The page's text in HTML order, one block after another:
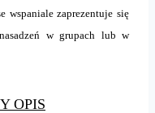
wspaniale zaprezentuje się
w grupach lub w
OPIS